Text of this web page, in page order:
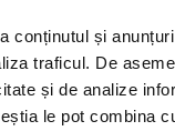
conținutul și
traficul. De
și de analize
le pot combina